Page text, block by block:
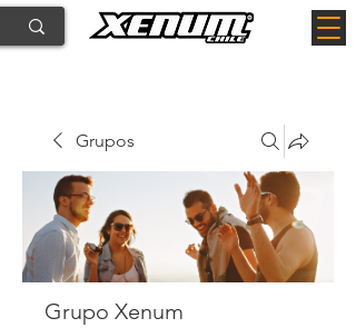
Grupos
Grupo Xenum